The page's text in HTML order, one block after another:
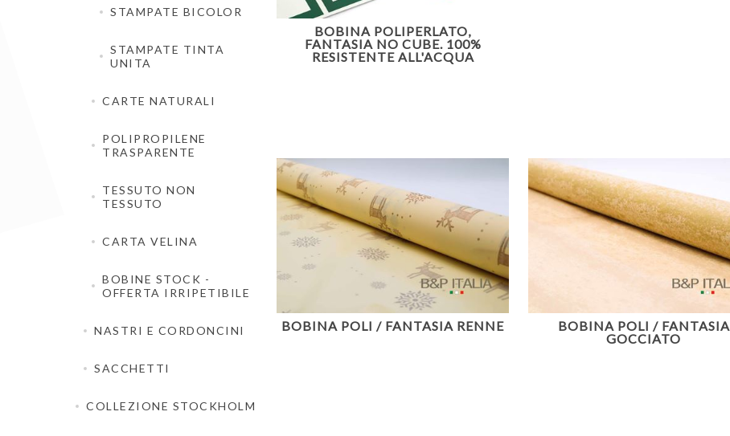
BOBINA POLIPERLATO,
FANTASIA NO CUBE. 100%
RESISTENTE ALL'ACQUA
BOBINA POLI / FANTASIA RENNE
BOBINA POLI / FANTASIA
GOCCIATO
STAMPATE BICOLOR
STAMPATE TINTA
UNITA
CARTE NATURALI
POLIPROPILENE
TRASPARENTE
TESSUTO NON
TESSUTO
CARTA VELINA
BOBINE STOCK -
OFFERTA IRRIPETIBILE
NASTRI E CORDONCINI
SACCHETTI
COLLEZIONE STOCKHOLM